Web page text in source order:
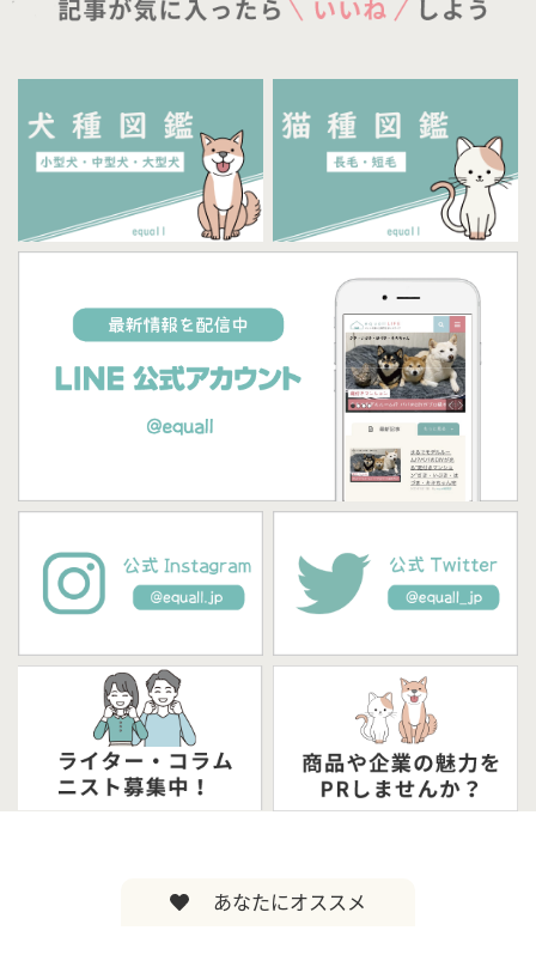
あなたにオススメ